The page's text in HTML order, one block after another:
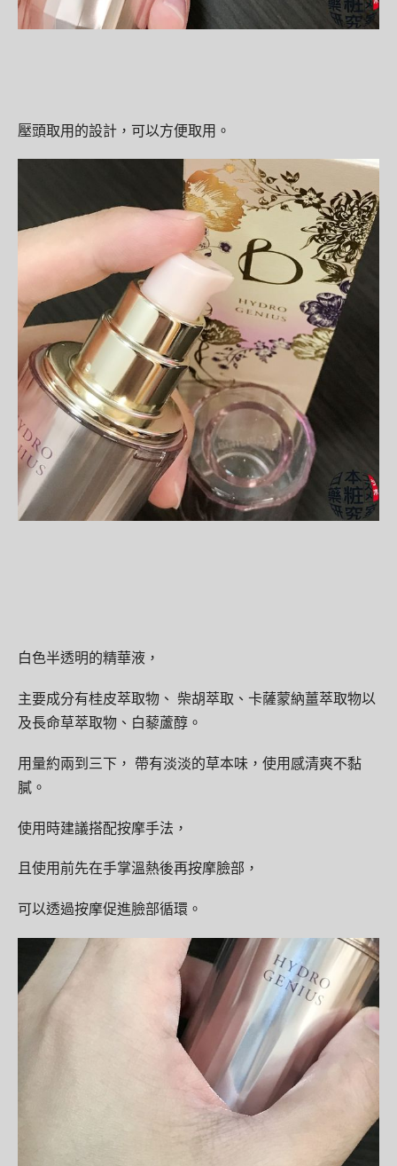
壓頭取用的設計，可以方便取用。
白色半透明的精華液，
主要成分有桂皮萃取物、 柴胡萃取、卡薩蒙納薑萃取物以
及長命草萃取物、白藜蘆醇。
用量約兩到三下，
帶有淡淡的草本味，使用感清爽不黏
膩。
使用時建議搭配按摩手法，
且使用前先在手掌溫熱後再按摩臉部，
可以透過按摩促進臉部循環。